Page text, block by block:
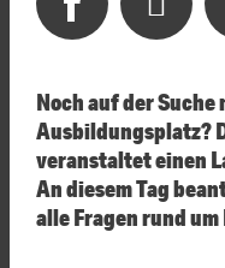
Noch auf der Suche
Ausbildungsplatz?
veranstaltet einen
An diesem Tag
alle Fragen rund